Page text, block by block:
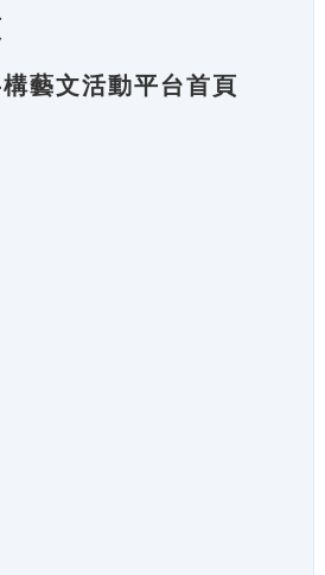
藝文活動平台首頁